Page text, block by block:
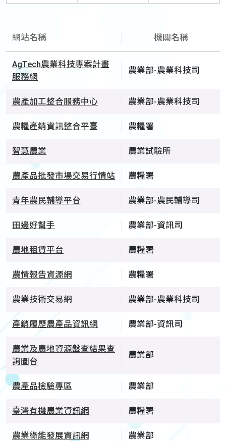
網站名稱 機關名稱
AgTech農業科技專案計畫
服務網
農業部-農業科技司
農產加工整合服務中心 農業部-農業科技司
農糧產銷資訊整合平臺 農糧署
智慧農業 農業試驗所
農產品批發市場交易行情站 農糧署
青年農民輔導平台 農業部-農民輔導司
田邊好幫手 農業部-資訊司
農地租賃平台 農糧署
農情報告資源網 農糧署
農業技術交易網 農業部-農業科技司
產銷履歷農產品資訊網 農業部-資訊司
農業及農地資源盤查結果查
詢圖台
農業部
農產品檢驗專區 農業部
臺灣有機農業資訊網 農糧署
農業綠能發展資訊網 農業部